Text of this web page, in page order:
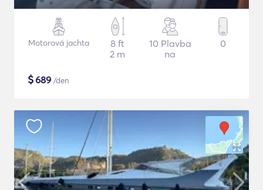
Motorová jachta
8 ft
2 m
10 Plavba
na
0
$689 /den